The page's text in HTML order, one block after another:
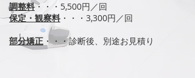
調整料・・・5,500円／回
保定・観察料 ・・・3,300円／回
部分矯正 ・・・診断後、別途お見積り